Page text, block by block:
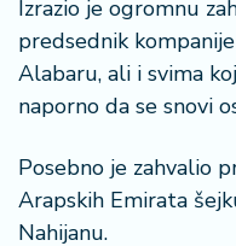
Izrazio je ogromnu
predsednik
Alabaru, ali i svima
naporno da se snovi
Posebno je zahvalio
Arapskih Emirata
Nahijanu.